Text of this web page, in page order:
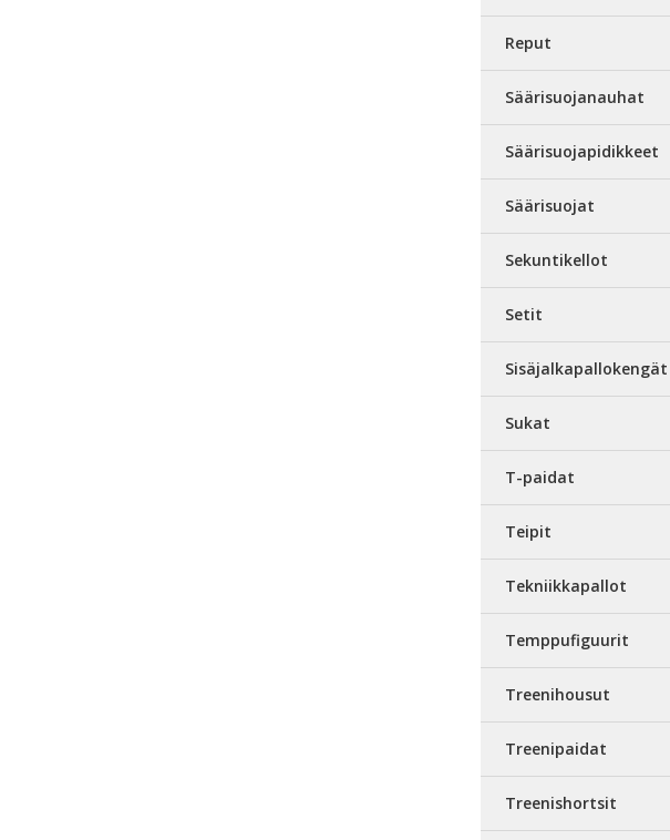
Reput
Säärisuojanauhat
Säärisuojapidikkeet
Säärisuojat
Sekuntikellot
Setit
Sisäjalkapallokengät
Sukat
T-paidat
Teipit
Tekniikkapallot
Temppufiguurit
Treenihousut
Treenipaidat
Treenishortsit